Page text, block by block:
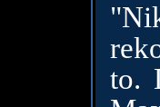
to.